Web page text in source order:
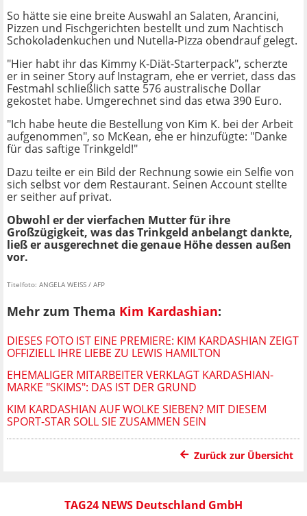
So hätte sie eine breite Auswahl an Salaten, Arancini,
Pizzen und Fischgerichten bestellt und zum Nachtisch
Schokoladenkuchen und Nutella-Pizza obendrauf gelegt.
"Hier habt ihr das Kimmy K-Diät-Starterpack", scherzte
er in seiner Story auf Instagram, ehe er verriet, dass das
Festmahl schließlich satte 576 australische Dollar
gekostet habe. Umgerechnet sind das etwa 390 Euro.
"Ich habe heute die Bestellung von Kim K. bei der Arbeit
aufgenommen", so McKean, ehe er hinzufügte: "Danke
für das saftige Trinkgeld!"
Dazu teilte er ein Bild der Rechnung sowie ein Selfie von
sich selbst vor dem Restaurant. Seinen Account stellte
er seither auf privat.
Obwohl er der vierfachen Mutter für ihre
Großzügigkeit, was das Trinkgeld anbelangt dankte,
ließ er ausgerechnet die genaue Höhe dessen außen
vor.
Titelfoto: ANGELA WEISS / AFP
Mehr zum Thema Kim Kardashian:
DIESES FOTO IST EINE PREMIERE: KIM KARDASHIAN ZEIGT
OFFIZIELL IHRE LIEBE ZU LEWIS HAMILTON
EHEMALIGER MITARBEITER VERKLAGT KARDASHIAN-
MARKE "SKIMS": DAS IST DER GRUND
KIM KARDASHIAN AUF WOLKE SIEBEN? MIT DIESEM
SPORT-STAR SOLL SIE ZUSAMMEN SEIN
Zurück zur Übersicht
TAG24 NEWS Deutschland GmbH